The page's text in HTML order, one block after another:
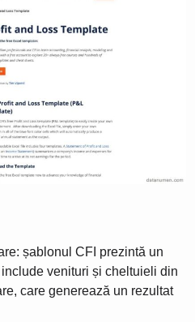
șablonul CFI prezintă un
venituri și cheltuieli din
care generează un rezultat